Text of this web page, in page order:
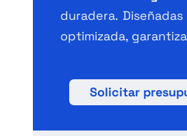
duradera.
optimizada,
Solicitar